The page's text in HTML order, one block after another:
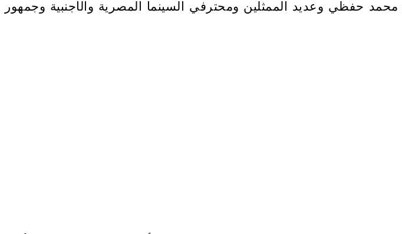
حفظي وعديد الممثلين ومحترفي السينما المصرية والأجنبية وجمهور